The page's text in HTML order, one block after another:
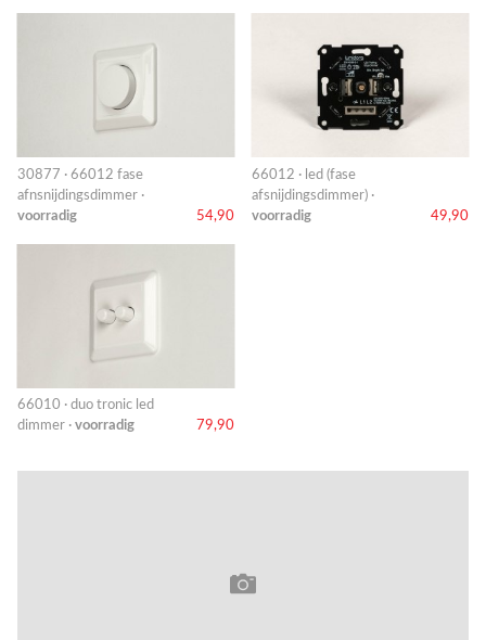
30877 · 66012 fase
afnsnijdingsdimmer ·
voorradig
54,90
66012 · led (fase
afsnijdingsdimmer) ·
voorradig
49,90
66010 · duo tronic led
dimmer · voorradig 79,90